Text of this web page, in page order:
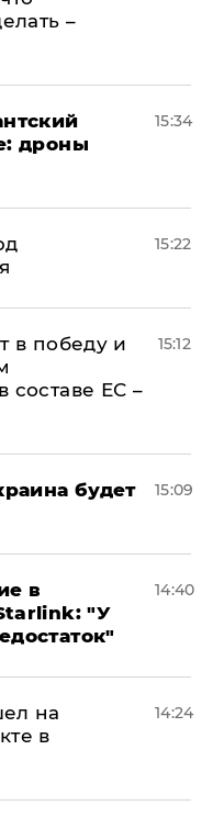
–
дроны
15:34
15:22
в победу и
составе ЕС –
15:12
будет
15:09
в
"У
14:40
на
в
14:24